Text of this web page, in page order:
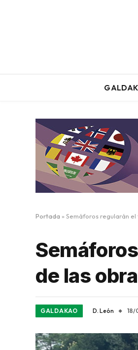
Portada » Semáforos regularán
de las
GALDAKAO D. León 18/